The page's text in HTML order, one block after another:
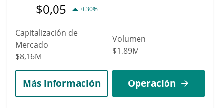
$0,05 0.30%
Capitalización de
Mercado
$8,16M
Volumen
$1,89M
Más información Operación